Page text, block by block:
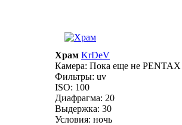
Храм KrDeV
Камера: Пока еще не PENTAX
Фильтры: uv
ISO: 100
Диафрагма: 20
Выдержка: 30
Условия: ночь